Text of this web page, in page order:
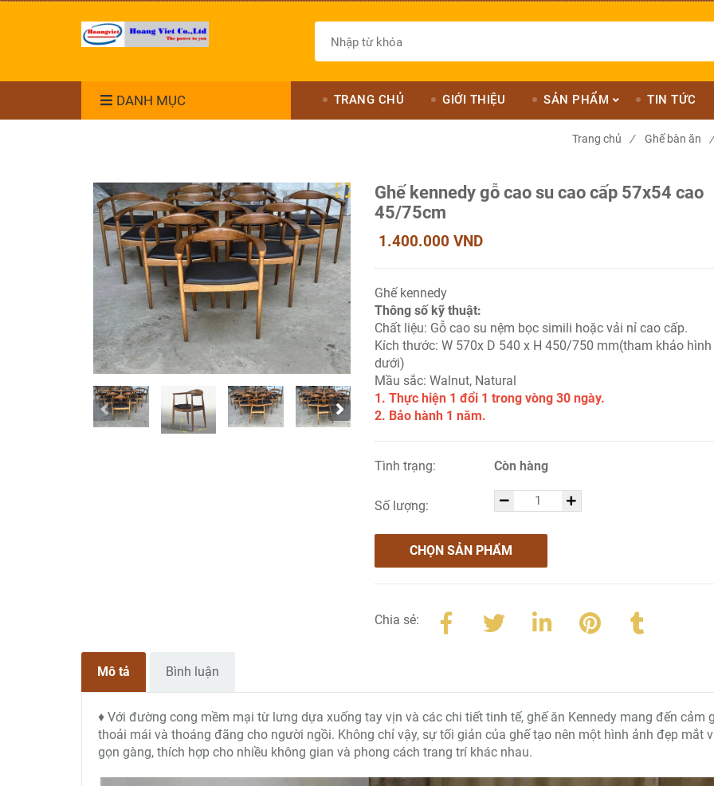
DANH MỤC TRANG CHỦ GIỚI THIỆU SẢN PHẨM TIN TỨC
Trang chủ / Ghế bàn ăn /
Ghế kennedy gỗ cao su cao cấp 57x54 cao
45/75cm
1.400.000 VND
Ghế kennedy
Thông số kỹ thuật:
Chất liệu: Gỗ cao su nệm bọc simili hoặc vải nỉ cao cấp.
Kích thước: W 570x D 540 x H 450/750 mm(tham khảo hình
dưới)
Mầu sắc: Walnut, Natural
1. Thực hiện 1 đổi 1 trong vòng 30 ngày.
2. Bảo hành 1 năm.
Tình trạng: Còn hàng
Số lượng:
CHỌN SẢN PHẨM
Chia sẻ:
Mô tả Bình luận
♦ Với đường cong mềm mại từ lưng dựa xuống tay vịn và các chi tiết tinh tế, ghế ăn Kennedy mang đến cảm
thoải mái và thoáng đãng cho người ngồi. Không chỉ vậy, sự tối giản của ghế tạo nên một hình ảnh đẹp mắt
gọn gàng, thích hợp cho nhiều không gian và phong cách trang trí khác nhau.